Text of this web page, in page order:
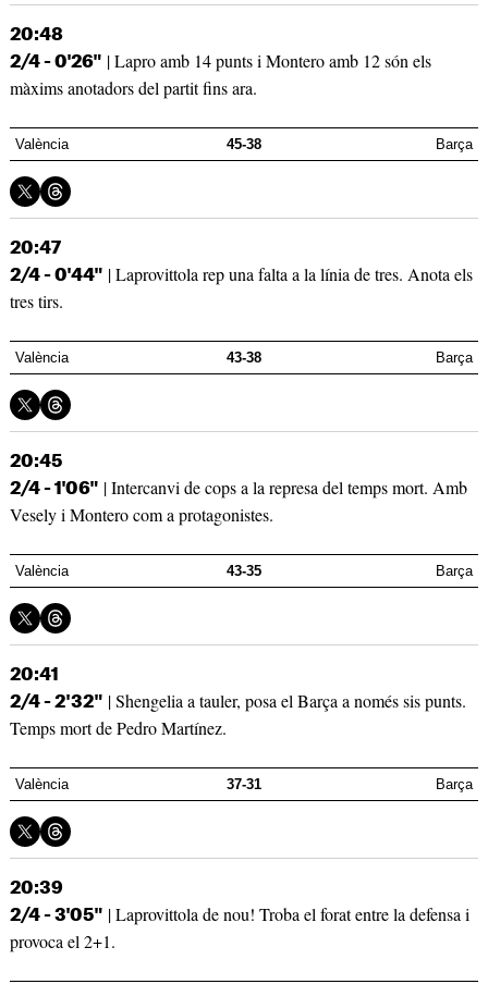
20:48
2/4 - 0'26" | Lapro amb 14 punts i Montero amb 12 són els
màxims anotadors del partit fins ara.
València 45-38 Barça
20:47
2/4 - 0'44" | Laprovittola rep una falta a la línia de tres. Anota els
tres tirs.
València 43-38 Barça
20:45
2/4 - 1'06" | Intercanvi de cops a la represa del temps mort. Amb
Vesely i Montero com a protagonistes.
València 43-35 Barça
20:41
2/4 - 2'32" | Shengelia a tauler, posa el Barça a només sis punts.
Temps mort de Pedro Martínez.
València 37-31 Barça
20:39
2/4 - 3'05" | Laprovittola de nou! Troba el forat entre la defensa i
provoca el 2+1.